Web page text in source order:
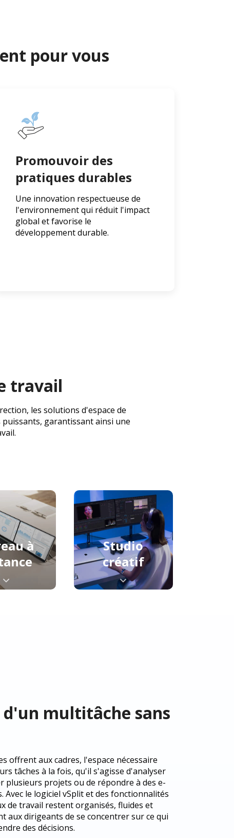
pour vous
Promouvoir des
pratiques durables
Une innovation respectueuse de
l'environnement qui réduit l'impact
global et favorise le
développement durable.
travail
les solutions d'espace de
garantissant ainsi une
à
Studio
créatif
multitâche sans
offrent aux cadres, l'espace nécessaire
tâches à la fois, qu'il s'agisse d'analyser
plusieurs projets ou de répondre à des e-
Avec le logiciel vSplit et des fonctionnalités
de travail restent organisés, fluides et
aux dirigeants de se concentrer sur ce qui
des décisions.